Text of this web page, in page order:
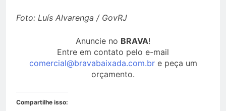
Foto: Luís Alvarenga / GovRJ
Anuncie no BRAVA!
Entre em contato pelo e-mail
comercial@bravabaixada.com.bre peça um
orçamento.
Compartilhe isso: